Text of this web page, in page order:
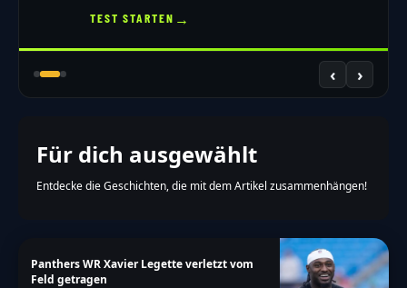
QUIZ STARTEN
‹ ›
Für dich ausgewählt
Entdecke die Geschichten, die mit dem Artikel zusammenhängen!
Panthers WR Xavier Legette verletzt vom
Feld getragen